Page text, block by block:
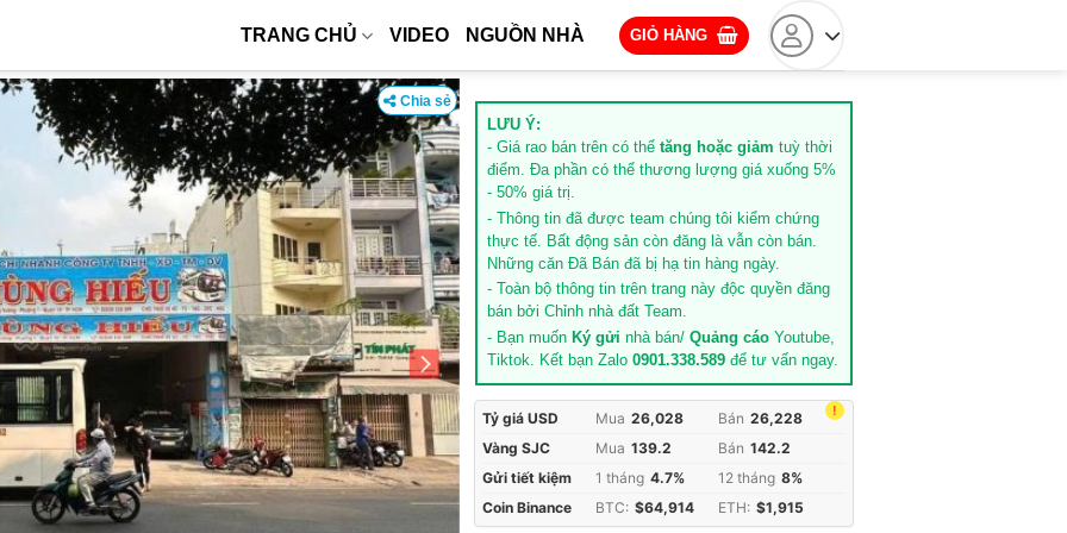
TRANG CHỦ VIDEO NGUỒN NHÀ GIỎ HÀNG
Chia sẻ
LƯU Ý:
- Giá rao bán trên có thể tăng hoặc giảm tuỳ thời
điểm. Đa phần có thể thương lượng giá xuống 5%
- 50% giá trị.
- Thông tin đã được team chúng tôi kiểm chứng
thực tế. Bất động sản còn đăng là vẫn còn bán.
Những căn Đã Bán đã bị hạ tin hàng ngày.
- Toàn bộ thông tin trên trang này độc quyền đăng
bán bởi Chỉnh nhà đất Team.
- Bạn muốn Ký gửi nhà bán/ Quảng cáo Youtube,
Tiktok. Kết bạn Zalo 0901.338.589 để tư vấn ngay.
!
Tỷ giá USD Mua 26,028 Bán 26,228
Vàng SJC
Mua 139.2 Bán 142.2
Gửi tiết kiệm
1 tháng 4.7% 12 tháng 8%
Coin Binance
BTC: $64,914 ETH: $1,915